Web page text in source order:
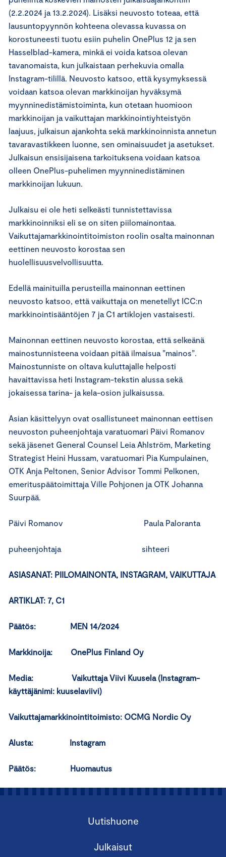
(2.2.2024 ja 13.2.2024). Lisäksi neuvosto toteaa, että
lausuntopyynnön kohteena olevassa kuvassa on
korostuneesti tuotu esiin puhelin OnePlus 12 ja sen
Hasselblad-kamera, minkä ei voida katsoa olevan
tavanomaista, kun julkaistaan perhekuvia omalla
Instagram-tilillä. Neuvosto katsoo, että kysymyksessä
voidaan katsoa olevan markkinoijan hyväksymä
myynninedistämistoiminta, kun otetaan huomioon
markkinoijan ja vaikuttajan markkinointiyhteistyön
laajuus, julkaisun ajankohta sekä markkinoinnista annetun
tavaravastikkeen luonne, sen ominaisuudet ja asetukset.
Julkaisun ensisijaisena tarkoituksena voidaan katsoa
olleen OnePlus-puhelimen myynninedistäminen
markkinoijan lukuun.
Julkaisu ei ole heti selkeästi tunnistettavissa
markkinoinniksi eli se on siten piilomainontaa.
Vaikuttajamarkkinointitoimiston roolin osalta mainonnan
eettinen neuvosto korostaa sen
huolellisuusvelvollisuutta.
Edellä mainituilla perusteilla mainonnan eettinen
neuvosto katsoo, että vaikuttaja on menetellyt ICC:n
markkinointisääntöjen 7 ja C1 artiklojen vastaisesti.
Mainonnan eettinen neuvosto korostaa, että selkeänä
mainostunnisteena voidaan pitää ilmaisua ”mainos”.
Mainostunniste on oltava kuluttajalle helposti
havaittavissa heti Instagram-tekstin alussa sekä
jokaisessa tarina- ja kela-osion julkaisussa.
Asian käsittelyyn ovat osallistuneet mainonnan eettisen
neuvoston puheenjohtaja varatuomari Päivi Romanov
sekä jäsenet General Counsel Leia Ahlström, Marketing
Strategist Heini Hussam, varatuomari Pia Kumpulainen,
OTK Anja Peltonen, Senior Advisor Tommi Pelkonen,
emerituspäätoimittaja Ville Pohjonen ja OTK Johanna
Suurpää.
Päivi Romanov Paula Paloranta
puheenjohtaja sihteeri
ASIASANAT: PIILOMAINONTA, INSTAGRAM, VAIKUTTAJA
ARTIKLAT: 7, C1
Päätös: MEN 14/2024
Markkinoija: OnePlus Finland Oy
Media: Vaikuttaja Viivi Kuusela (Instagram-
käyttäjänimi: kuuselaviivi)
Vaikuttajamarkkinointitoimisto: OCMG Nordic Oy
Alusta: Instagram
Päätös: Huomautus
Uutishuone
Julkaisut